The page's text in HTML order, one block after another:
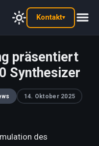
Kontakt▾
präsentiert
Synthesizer
14. Oktober 2025
des